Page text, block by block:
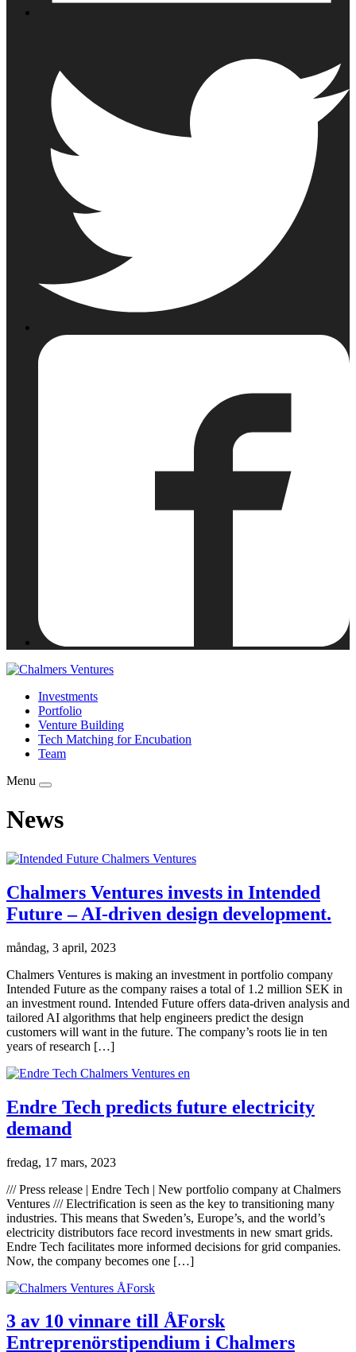
Investments
Portfolio
Venture Building
Tech Matching for Encubation
Team
Menu
News
Chalmers Ventures invests in Intended
Future – AI-driven design development.
måndag, 3 april, 2023
Chalmers Ventures is making an investment in portfolio company
Intended Future as the company raises a total of 1.2 million SEK in
an investment round. Intended Future offers data-driven analysis and
tailored AI algorithms that help engineers predict the design
customers will want in the future. The company’s roots lie in ten
years of research […]
Endre Tech predicts future electricity
demand
fredag, 17 mars, 2023
/// Press release | Endre Tech | New portfolio company at Chalmers
Ventures /// Electrification is seen as the key to transitioning many
industries. This means that Sweden’s, Europe’s, and the world’s
electricity distributors face record investments in new smart grids.
Endre Tech facilitates more informed decisions for grid companies.
Now, the company becomes one […]
3 av 10 vinnare till ÅForsk
Entreprenörstipendium i Chalmers